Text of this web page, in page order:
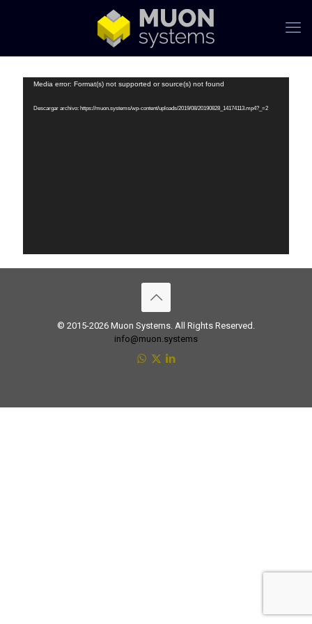
Reproductor
vídeo
Media error: Format(s) not supported or source(s) not found
Descargar archivo: https://muon.systems/wp-content/uploads/2019/08/20190828_14174113.mp4?_=2
© 2015-2026 Muon Systems. All Rights Reserved.
info@muon.systems